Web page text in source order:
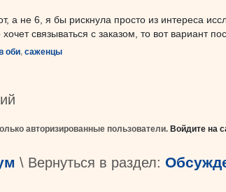
а не 6, я бы рискнула просто из интереса
хочет связываться с заказом, то вот вариант
оби, саженцы
авторизированные пользователи. Войдите на
\ Вернуться в раздел: